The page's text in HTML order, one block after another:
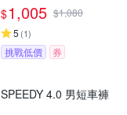
$1,005 $1,080
5 (1)
挑戰低價 券
SPEEDY 4.0 男短車褲